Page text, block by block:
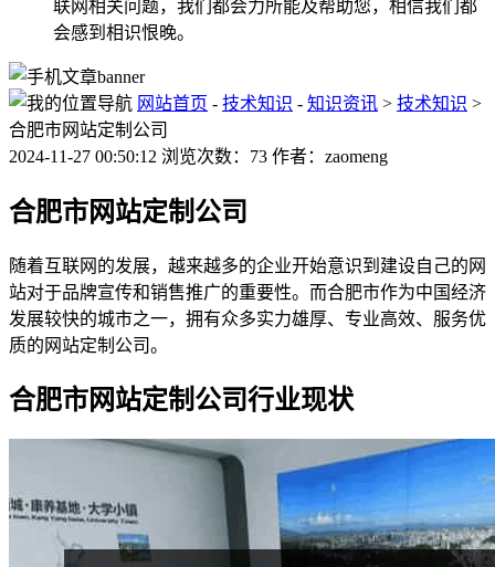
联网相关问题，我们都会力所能及帮助您，相信我们都
会感到相识恨晚。
网站首页 - 技术知识 - 知识资讯 > 技术知识 >
合肥市网站定制公司
2024-11-27 00:50:12 浏览次数：73 作者：zaomeng
合肥市网站定制公司
随着互联网的发展，越来越多的企业开始意识到建设自己的网
站对于品牌宣传和销售推广的重要性。而合肥市作为中国经济
发展较快的城市之一，拥有众多实力雄厚、专业高效、服务优
质的网站定制公司。
合肥市网站定制公司行业现状